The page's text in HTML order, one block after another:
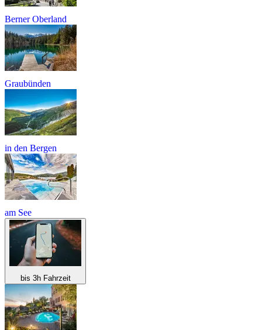
Berner Oberland
Graubünden
in den Bergen
am See
bis 3h Fahrzeit